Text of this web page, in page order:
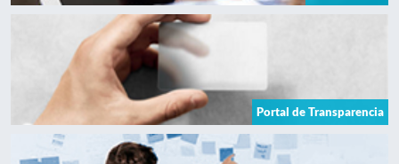
Portal de Transparencia